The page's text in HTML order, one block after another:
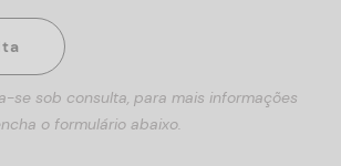
se sob consulta, para mais informações
o formulário abaixo.